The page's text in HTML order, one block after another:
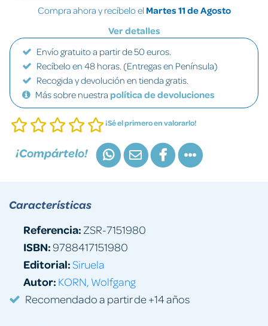
Compra ahora y recíbelo el Martes 11 de Agosto
Ver detalles
Envío gratuito a partir de 50 euros.
Recíbelo en 48 horas. (Entregas en Península)
Recogida y devolución en tienda gratis.
Más sobre nuestra política de devoluciones
¡Sé el primero en valorarlo!
¡Compártelo!
Características
Referencia: ZSR-7151980
ISBN:9788417151980
Editorial:Siruela
Autor: KORN, Wolfgang
Recomendado a partir de +14 años